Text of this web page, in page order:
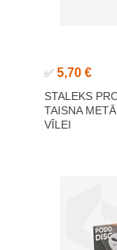
✅ 5,70 €
STALEKS
TAISNA
VĪLEI